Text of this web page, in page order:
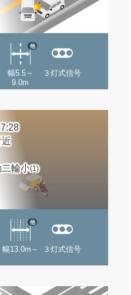
幅5.5～
9.0m
他
３灯式信号
近
輪小(1)
幅13.0m～
他
３灯式信号